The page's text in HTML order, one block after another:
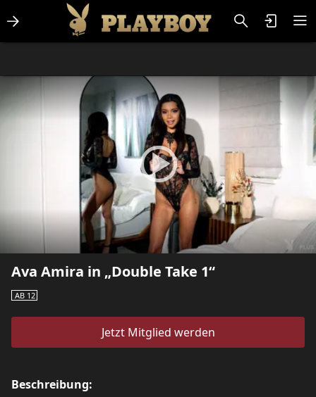
Ava Amira in „Double Take 1“
AB 12
Jetzt Mitglied werden
Beschreibung: